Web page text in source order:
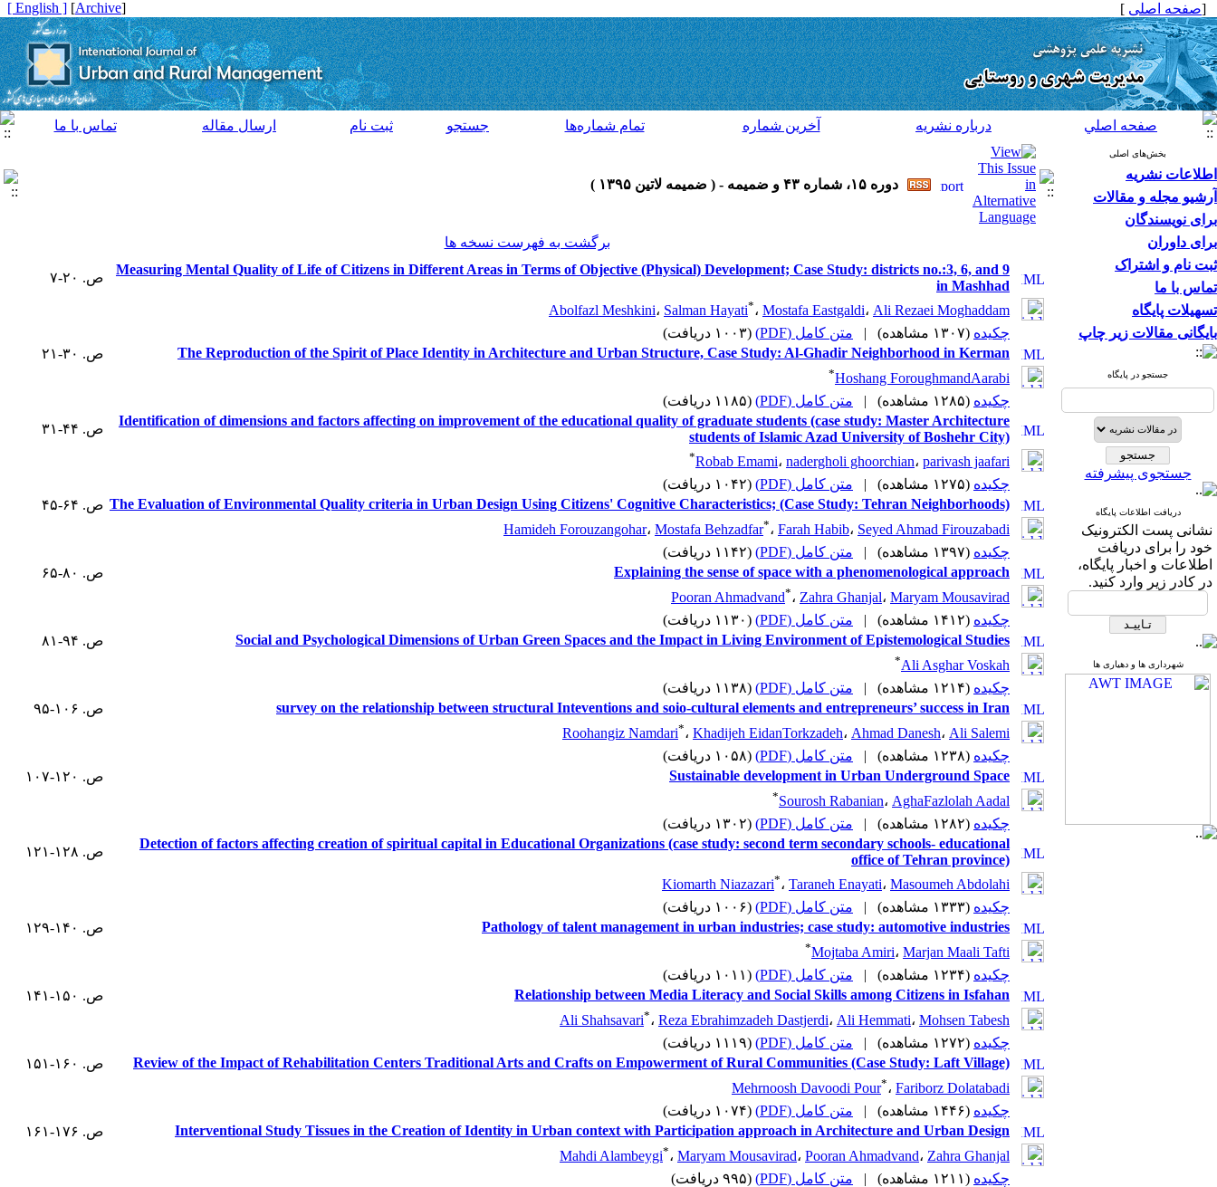
[صفحه اصلی ]
[
Archive
]
[ English ]
صفحه اصلي درباره نشريه آخرين شماره تمام شماره‌ها جستجو ثبت نام ارسال مقاله تماس با ما
بخش‌های اصلی
اطلاعات نشریه
آرشیو مجله و مقالات
برای نویسندگان
برای داوران
ثبت نام و اشتراک
تماس با ما
تسهیلات پایگاه
بایگانی مقالات زیر چاپ
جستجو در پایگاه
جستجوی پیشرفته
دریافت اطلاعات پایگاه
نشانی پست الکترونیک
خود را برای دریافت
اطلاعات و اخبار پایگاه،
در کادر زیر وارد کنید.
شهرداری ها و دهیاری ها
دوره ۱۵، شماره ۴۳ و ضميمه - ( ضميمه لاتين ۱۳۹۵ )
برگشت به فهرست نسخه ها
Measuring Mental Quality of Life of Citizens in Different Areas in Terms of Objective (Physical) Development; Case Study: districts no.:3, 6, and 9
in Mashhad
ص. ۲۰-۷
Abolfazl Meshkini، Salman Hayati*، Mostafa Eastgaldi، Ali Rezaei Moghaddam
چکیده (۱۳۰۷ مشاهده) | متن کامل (PDF)
(۱۰۰۳ دریافت)
The Reproduction of the Spirit of Place Identity in Architecture and Urban Structure, Case Study: Al-Ghadir Neighborhood in Kerman
ص. ۳۰-۲۱
Hoshang ForoughmandAarabi
*
چکیده (۱۲۸۵ مشاهده) | متن کامل (PDF)
(۱۱۸۵ دریافت)
Identification of dimensions and factors affecting on improvement of the educational quality of graduate students (case study: Master Architecture
students of Islamic Azad University of Boshehr City)
ص. ۴۴-۳۱
Robab Emami، nadergholi ghoorchian، parivash jaafari
*
چکیده (۱۲۷۵ مشاهده) | متن کامل (PDF)
(۱۰۴۲ دریافت)
The Evaluation of Environmental Quality criteria in Urban Design Using Citizens' Cognitive Characteristics; (Case Study: Tehran Neighborhoods) ص. ۶۴-۴۵
Hamideh Forouzangohar، Mostafa Behzadfar*، Farah Habib، Seyed Ahmad Firouzabadi
چکیده (۱۳۹۷ مشاهده) | متن کامل (PDF)
(۱۱۴۲ دریافت)
Explaining the sense of space with a phenomenological approach
ص. ۸۰-۶۵
Pooran Ahmadvand*، Zahra Ghanjal، Maryam Mousavirad
چکیده (۱۴۱۲ مشاهده) | متن کامل (PDF)
(۱۱۳۰ دریافت)
Social and Psychological Dimensions of Urban Green Spaces and the Impact in Living Environment of Epistemological Studies
ص. ۹۴-۸۱
Ali Asghar Voskah
*
چکیده (۱۲۱۴ مشاهده) | متن کامل (PDF)
(۱۱۳۸ دریافت)
survey on the relationship between structural Inteventions and soio-cultural elements and entrepreneurs’ success in Iran
ص. ۱۰۶-۹۵
Roohangiz Namdari*، Khadijeh EidanTorkzadeh، Ahmad Danesh، Ali Salemi
چکیده (۱۲۳۸ مشاهده) | متن کامل (PDF)
(۱۰۵۸ دریافت)
Sustainable development in Urban Underground Space
ص. ۱۲۰-۱۰۷
Sourosh Rabanian، AghaFazlolah Aadal
*
چکیده (۱۲۸۲ مشاهده) | متن کامل (PDF)
(۱۳۰۲ دریافت)
Detection of factors affecting creation of spiritual capital in Educational Organizations (case study: second term secondary schools- educational
office of Tehran province)
ص. ۱۲۸-۱۲۱
Kiomarth Niazazari*، Taraneh Enayati، Masoumeh Abdolahi
چکیده (۱۳۳۳ مشاهده) | متن کامل (PDF)
(۱۰۰۶ دریافت)
Pathology of talent management in urban industries; case study: automotive industries
ص. ۱۴۰-۱۲۹
Mojtaba Amiri، Marjan Maali Tafti
*
چکیده (۱۲۳۴ مشاهده) | متن کامل (PDF)
(۱۰۱۱ دریافت)
Relationship between Media Literacy and Social Skills among Citizens in Isfahan
ص. ۱۵۰-۱۴۱
Ali Shahsavari*، Reza Ebrahimzadeh Dastjerdi، Ali Hemmati، Mohsen Tabesh
چکیده (۱۲۷۲ مشاهده) | متن کامل (PDF)
(۱۱۱۹ دریافت)
Review of the Impact of Rehabilitation Centers Traditional Arts and Crafts on Empowerment of Rural Communities (Case Study: Laft Village)
ص. ۱۶۰-۱۵۱
Mehrnoosh Davoodi Pour*، Fariborz Dolatabadi
چکیده (۱۴۴۶ مشاهده) | متن کامل (PDF)
(۱۰۷۴ دریافت)
Interventional Study Tissues in the Creation of Identity in Urban context with Participation approach in Architecture and Urban Design
ص. ۱۷۶-۱۶۱
Mahdi Alambeygi*، Maryam Mousavirad، Pooran Ahmadvand، Zahra Ghanjal
چکیده (۱۲۱۱ مشاهده) | متن کامل (PDF)
(۹۹۵ دریافت)